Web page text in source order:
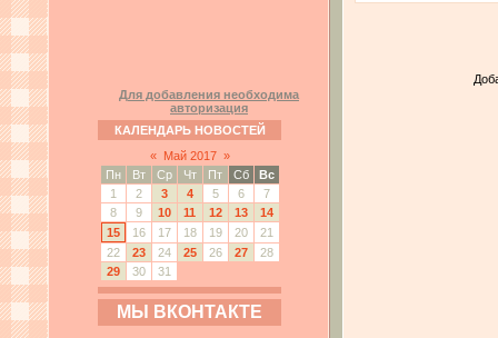
Для добавления необходима
авторизация
КАЛЕНДАРЬ НОВОСТЕЙ
«
Май 2017 »
Пн
Вт Ср Чт Пт Сб
Вс
1
2 3 4 5 6
7
8
9 10 11 12 13
14
15
16 17 18 19 20
21
22
23 24 25 26 27
28
29
30 31
МЫ ВКОНТАКТЕ